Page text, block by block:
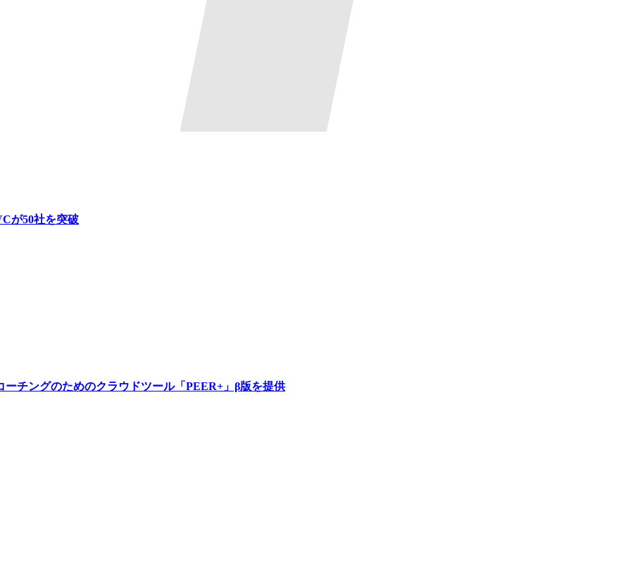
が50社を突破
チングのためのクラウドツール「PEER+」β版を提供